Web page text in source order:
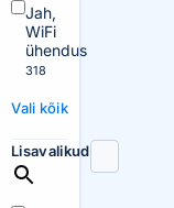
Jah,
WiFi
ühendus
318
Vali kõik
Lisavalikud